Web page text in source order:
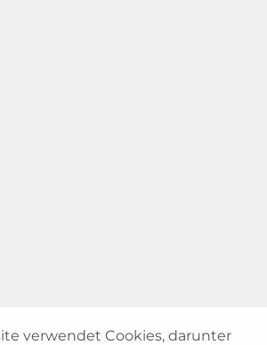
verwendet Cookies, darunter